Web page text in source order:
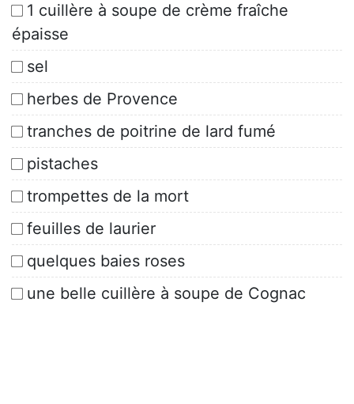
1 cuillère à soupe de crème fraîche
épaisse
sel
herbes de Provence
tranches de poitrine de lard fumé
pistaches
trompettes de la mort
feuilles de laurier
quelques baies roses
une belle cuillère à soupe de Cognac